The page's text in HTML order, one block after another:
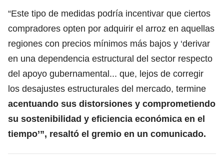
“Este tipo de medidas podría incentivar que ciertos
compradores opten por adquirir el arroz en aquellas
regiones con precios mínimos más bajos y ‘derivar
en una dependencia estructural del sector respecto
del apoyo gubernamental... que, lejos de corregir
los desajustes estructurales del mercado, termine
acentuando sus distorsiones y comprometiendo
su sostenibilidad y eficiencia económica en el
tiempo’”, resaltó el gremio en un comunicado.